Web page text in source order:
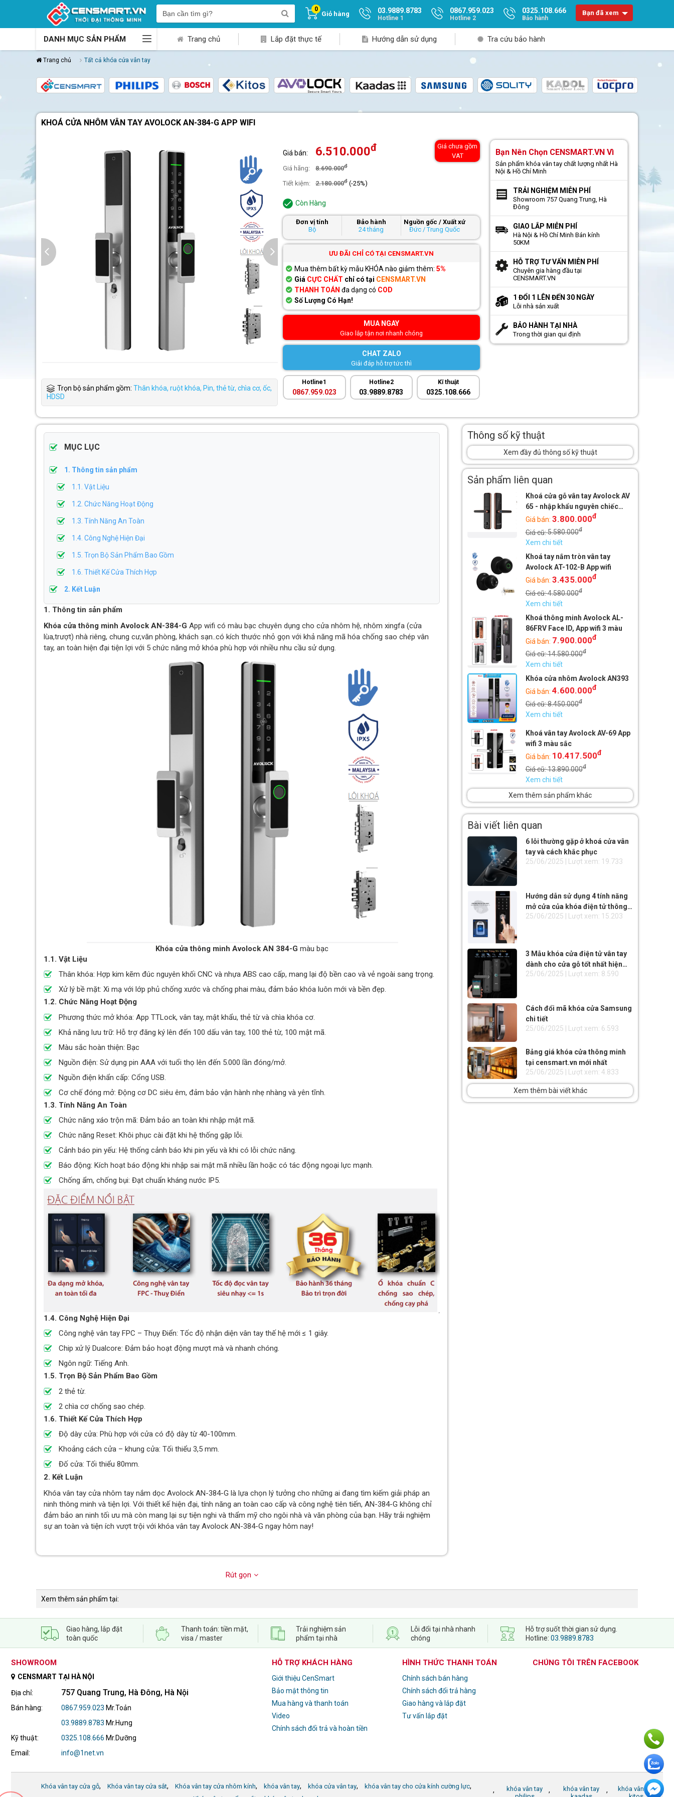
0
Giỏ hàng 03.9889.8783
Hotline 1
0867.959.023
Hotline 2
0325.108.666
Bảo hành
Bạn đã xem
DANH MỤC SẢN PHẨM Trang chủ Lắp đặt thực tế Hướng dẫn sử dụng Tra cứu bảo hành
Trang chủ Tất cả khóa cửa vân tay
KHOÁ CỬA NHÔM VÂN TAY AVOLOCK AN-384-G APP WIFI
Trọn bộ sản phẩm gồm: Thân khóa, ruột khóa, Pin, thẻ từ, chìa cơ, ốc,
HDSD
Giá bán: 6.510.000đ
Giá hãng: 8.690.000đ
Giá chưa gồm
VAT
Tiết kiệm: 2.180.000đ (-25%)
Còn Hàng
Đơn vị tính
Bộ
Bảo hành
24 tháng
Nguồn gốc / Xuất xứ
Đức / Trung Quốc
ƯU ĐÃI CHỈ CÓ TẠI CENSMART.VN
Mua thêm bất kỳ mẫu KHÓA nào giảm thêm: 5%
Giá CỰC CHẤT chỉ có tại CENSMART.VN
THANH TOÁN đa dạng có COD
Số Lượng Có Hạn!
MUA NGAY
Giao lắp tận nơi nhanh chóng
CHAT ZALO
Giải đáp hỗ trợ tức thì
Hotline1
0867.959.023
Hotline2
03.9889.8783
Kĩ thuật
0325.108.666
Bạn Nên Chọn CENSMART.VN Vì
Sản phẩm khóa vân tay chất lượng nhất Hà
Nội & Hồ Chí Minh
TRẢI NGHIỆM MIỄN PHÍ
Showroom 757 Quang Trung, Hà
Đông
GIAO LẮP MIỄN PHÍ
Hà Nội & Hồ Chí Minh Bán kính
50KM
HỖ TRỢ TƯ VẤN MIỄN PHÍ
Chuyên gia hàng đầu tại
CENSMART.VN
1 ĐỔI 1 LÊN ĐẾN 30 NGÀY
Lỗi nhà sản xuất
BẢO HÀNH TẠI NHÀ
Trong thời gian qui định
MỤC LỤC
1. Thông tin sản phẩm
1.1. Vật Liệu
1.2. Chức Năng Hoạt Động
1.3. Tính Năng An Toàn
1.4. Công Nghệ Hiện Đại
1.5. Trọn Bộ Sản Phẩm Bao Gồm
1.6. Thiết Kế Cửa Thích Hợp
2. Kết Luận
1. Thông tin sản phẩm
Khóa cửa thông minh Avolock AN-384-G App wifi có màu bạc chuyên dụng cho cửa nhôm hệ, nhôm xingfa (cửa
lùa,trượt) nhà riêng, chung cư,văn phòng, khách sạn..có kích thước nhỏ gọn với khả năng mã hóa chống sao chép vân
tay, an toàn hiện đại tiện lợi với 5 chức năng mở khóa phù hợp với nhiều nhu cầu sử dụng.
Khóa cửa thông minh Avolock AN 384-G màu bạc
1.1. Vật Liệu
Thân khóa: Hợp kim kẽm đúc nguyên khối CNC và nhựa ABS cao cấp, mang lại độ bền cao và vẻ ngoài sang trọng.
Xử lý bề mặt: Xi mạ với lớp phủ chống xước và chống phai màu, đảm bảo khóa luôn mới và bền đẹp.
1.2. Chức Năng Hoạt Động
Phương thức mở khóa: App TTLock, vân tay, mật khẩu, thẻ từ và chìa khóa cơ.
Khả năng lưu trữ: Hỗ trợ đăng ký lên đến 100 dấu vân tay, 100 thẻ từ, 100 mật mã.
Màu sắc hoàn thiện: Bạc
Nguồn điện: Sử dụng pin AAA với tuổi thọ lên đến 5.000 lần đóng/mở.
Nguồn điện khẩn cấp: Cổng USB.
Cơ chế đóng mở: Động cơ DC siêu êm, đảm bảo vận hành nhẹ nhàng và yên tĩnh.
1.3. Tính Năng An Toàn
Chức năng xáo trộn mã: Đảm bảo an toàn khi nhập mật mã.
Chức năng Reset: Khôi phục cài đặt khi hệ thống gặp lỗi.
Cảnh báo pin yếu: Hệ thống cảnh báo khi pin yếu và khi có lỗi chức năng.
Báo động: Kích hoạt báo động khi nhập sai mật mã nhiều lần hoặc có tác động ngoại lực mạnh.
Chống ẩm, chống bụi: Đạt chuẩn kháng nước IP5.
1.4. Công Nghệ Hiện Đại
Công nghệ vân tay FPC – Thụy Điển: Tốc độ nhận diện vân tay thế hệ mới ≤ 1 giây.
Chip xử lý Dualcore: Đảm bảo hoạt động mượt mà và nhanh chóng.
Ngôn ngữ: Tiếng Anh.
1.5. Trọn Bộ Sản Phẩm Bao Gồm
2 thẻ từ.
2 chìa cơ chống sao chép.
1.6. Thiết Kế Cửa Thích Hợp
Độ dày cửa: Phù hợp với cửa có độ dày từ 40-100mm.
Khoảng cách cửa – khung cửa: Tối thiểu 3,5 mm.
Đố cửa: Tối thiểu 80mm.
2. Kết Luận
Khóa vân tay cửa nhôm tay nắm dọc Avolock AN-384-G là lựa chọn lý tưởng cho những ai đang tìm kiếm giải pháp an
ninh thông minh và tiện lợi. Với thiết kế hiện đại, tính năng an toàn cao cấp và công nghệ tiên tiến, AN-384-G không chỉ
đảm bảo an ninh tối ưu mà còn mang lại sự tiện nghi và thẩm mỹ cho ngôi nhà và văn phòng của bạn. Hãy trải nghiệm
sự an toàn và tiện ích vượt trội với khóa vân tay Avolock AN-384-G ngay hôm nay!
Rút gọn
Thông số kỹ thuật
Xem đầy đủ thông số kỹ thuật
Sản phẩm liên quan
Khoá cửa gỗ vân tay Avolock AV
65 - nhập khẩu nguyên chiếc
Malaysia
Giá bán: 3.800.000đ
Giá cũ:5.580.000đ
Xem chi tiết
Khoá tay nắm tròn vân tay
Avolock AT-102-B App wifi
Giá bán: 3.435.000đ
Giá cũ:4.580.000đ
Xem chi tiết
Khoá thông minh Avolock AL-
86FRV Face ID, App wifi 3 màu
Giá bán: 7.900.000đ
Giá cũ:14.580.000đ
Xem chi tiết
Khóa cửa nhôm Avolock AN393
Giá bán: 4.600.000đ
Giá cũ:8.450.000đ
Xem chi tiết
Khoá vân tay Avolock AV-69 App
wifi 3 màu sắc
Giá bán: 10.417.500đ
Giá cũ:13.890.000đ
Xem chi tiết
Xem thêm sản phẩm khác
Bài viết liên quan
6 lỗi thường gặp ở khoá cửa vân
tay và cách khắc phục
25/06/2025 | Lượt xem: 19.733
Hướng dẫn sử dụng 4 tính năng
mở cửa của khóa điện tử thông
minh
25/06/2025 | Lượt xem: 15.203
3 Mẫu khóa cửa điện tử vân tay
dành cho cửa gỗ tốt nhất hiện
nay
25/06/2025 | Lượt xem: 8.590
Cách đổi mã khóa cửa Samsung
chi tiết
25/06/2025 | Lượt xem: 6.593
Bảng giá khóa cửa thông minh
tại censmart.vn mới nhất
25/06/2025 | Lượt xem: 4.833
Xem thêm bài viết khác
Xem thêm sản phẩm tại:
Giao hàng, lắp đặt
toàn quốc
Thanh toán: tiền mặt,
visa / master
Trải nghiệm sản
phẩm tại nhà
Lỗi đổi tại nhà nhanh
chóng
Hỗ trợ suốt thời gian sử dụng.
Hotline: 03.9889.8783
SHOWROOM
CENSMART TẠI HÀ NỘI
Địa chỉ:
757 Quang Trung, Hà Đông, Hà Nội
Bán hàng: 0867.959.023 Mr.Toản
03.9889.8783 Mr.Hưng
Kỹ thuật:
0325.108.666 Mr.Dưỡng
Email:
info@1net.vn
HỖ TRỢ KHÁCH HÀNG
Giới thiệu CenSmart
Bảo mật thông tin
Mua hàng và thanh toán
Video
Chính sách đổi trả và hoàn tiền
HÌNH THỨC THANH TOÁN
Chính sách bán hàng
Chính sách đổi trả hàng
Giao hàng và lắp đặt
Tư vấn lắp đặt
CHÚNG TÔI TRÊN FACEBOOK
Khóa vân tay cửa gỗ, Khóa vân tay cửa sắt, Khóa vân tay cửa nhôm kính, khóa vân tay, khóa cửa vân tay, khóa vân tay cho cửa kính cường lực, ,
khóa vân tay
,
khóa vân tay
,
khóa vân tay